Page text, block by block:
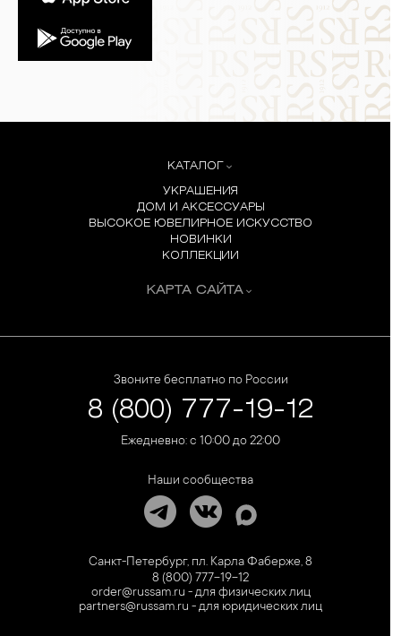
КАТАЛОГ
УКРАШЕНИЯ
ДОМ И АКСЕССУАРЫ
ВЫСОКОЕ ЮВЕЛИРНОЕ ИСКУССТВО
НОВИНКИ
КОЛЛЕКЦИИ
КАРТА САЙТА
Звоните бесплатно по России
8 (800) 777-19-12
Ежедневно: с 10:00 до 22:00
Наши сообщества
Санкт-Петербург, пл. Карла Фаберже, 8
8 (800) 777-19-12
order@russam.ru - для физических лиц
partners@russam.ru - для юридических лиц